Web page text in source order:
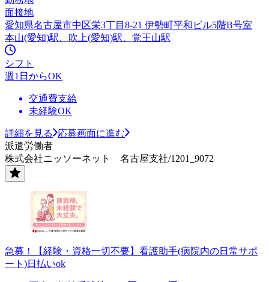
面接地
愛知県名古屋市中区栄3丁目8-21 伊勢町平和ビル5階B号室
本山(愛知)駅、吹上(愛知)駅、覚王山駅
シフト
週1日からOK
交通費支給
未経験OK
詳細を見る
応募画面に進む
派遣労働者
株式会社ニッソーネット 名古屋支社/1201_9072
急募！【経験・資格一切不要】看護助手(病院内の日常サポ
ート)日払いok